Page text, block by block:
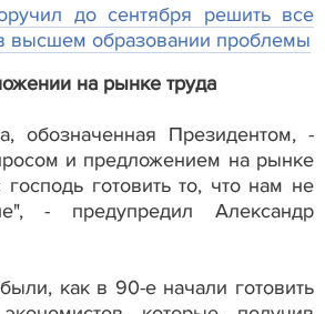
до сентября решить все
высшем образовании проблемы
на рынке труда
обозначенная Президентом, -
и предложением на рынке
господь готовить то, что нам не
- предупредил Александр
как в 90-е начали готовить